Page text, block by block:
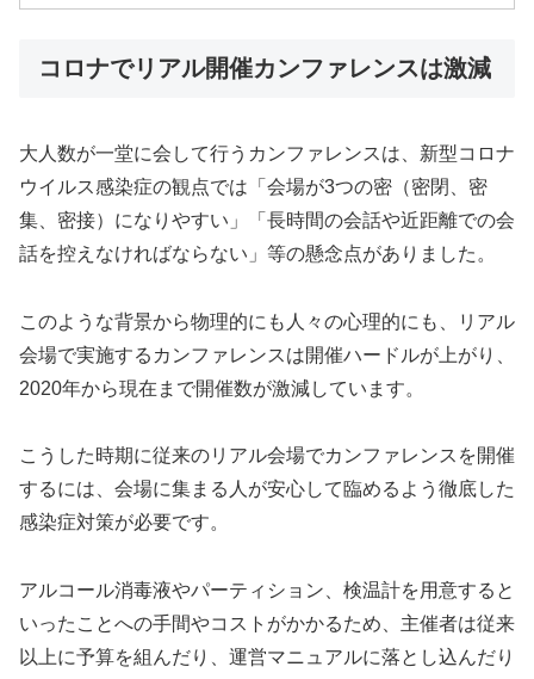
コロナでリアル開催カンファレンスは激減
大人数が一堂に会して行うカンファレンスは、新型コロナ
ウイルス感染症の観点では「会場が3つの密（密閉、密
集、密接）になりやすい」「長時間の会話や近距離での会
話を控えなければならない」等の懸念点がありました。
このような背景から物理的にも人々の心理的にも、リアル
会場で実施するカンファレンスは開催ハードルが上がり、
2020年から現在まで開催数が激減しています。
こうした時期に従来のリアル会場でカンファレンスを開催
するには、会場に集まる人が安心して臨めるよう徹底した
感染症対策が必要です。
アルコール消毒液やパーティション、検温計を用意すると
いったことへの手間やコストがかかるため、主催者は従来
以上に予算を組んだり、運営マニュアルに落とし込んだり